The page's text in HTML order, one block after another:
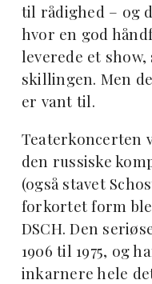
til rådighed – og
hvor en god
leverede et
skillingen. Men
er vant til.
Teaterkoncerten
den russiske
(også stavet
forkortet form
DSCH. Den
1906 til 1975, og
inkarnere hele